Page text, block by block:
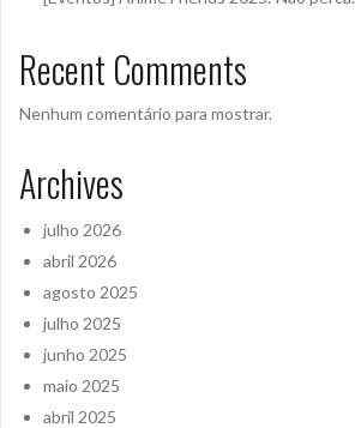
Recent Comments
Nenhum comentário para mostrar.
Archives
julho 2026
abril 2026
agosto 2025
julho 2025
junho 2025
maio 2025
abril 2025